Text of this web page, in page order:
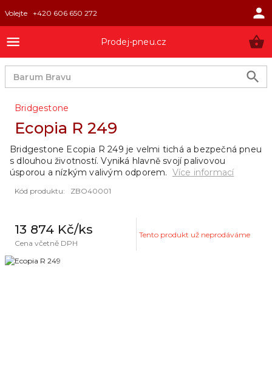
Volejte +420 606 650 272
Prodej-pneu.cz
Bridgestone
Ecopia R 249
Kód produktu: ZBO40001
13 874 Kč/ks
Cena včetně DPH
Tento produkt už neprodáváme
Bridgestone Ecopia R 249 je velmi tichá a bezpečná pneu
s dlouhou životností. Vyniká hlavně svojí palivovou
úsporou a nízkým valivým odporem. Více informací